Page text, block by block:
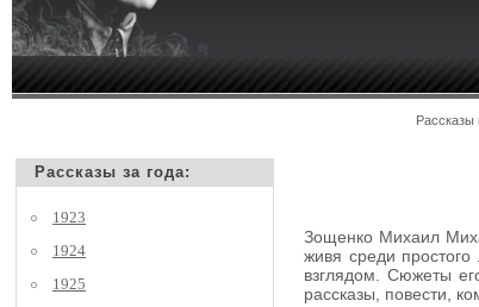
Рассказы за года:
1923
1924
1925
Зощенко Михаил
живя среди
взглядом. Сюжеты
рассказы, повести,